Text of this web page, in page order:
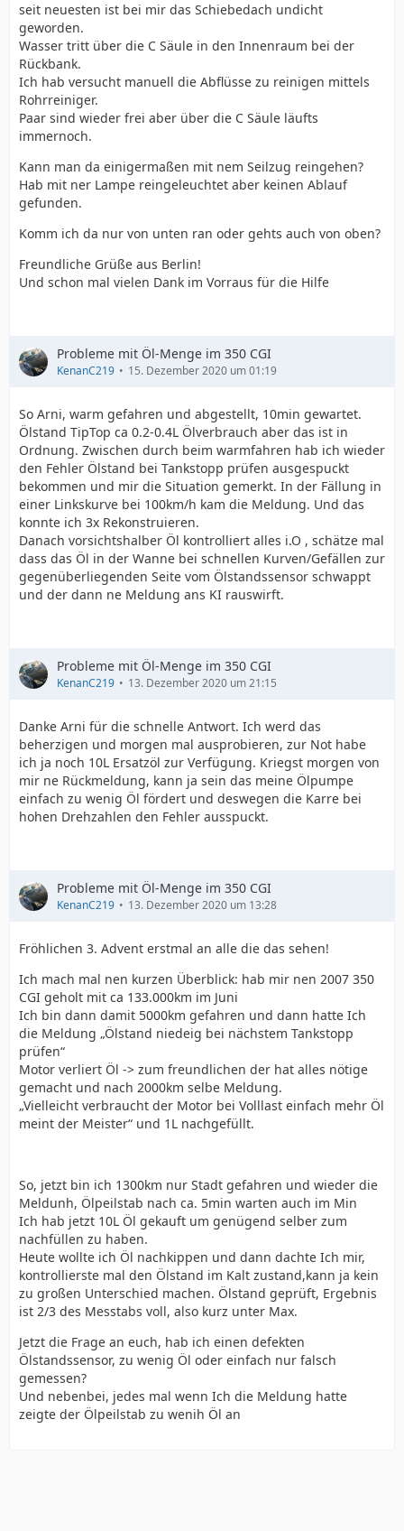
seit neuesten ist bei mir das Schiebedach undicht
geworden.
Wasser tritt über die C Säule in den Innenraum bei der
Rückbank.
Ich hab versucht manuell die Abflüsse zu reinigen mittels
Rohrreiniger.
Paar sind wieder frei aber über die C Säule läufts
immernoch.
Kann man da einigermaßen mit nem Seilzug reingehen?
Hab mit ner Lampe reingeleuchtet aber keinen Ablauf
gefunden.
Komm ich da nur von unten ran oder gehts auch von oben?
Freundliche Grüße aus Berlin!
Und schon mal vielen Dank im Vorraus für die Hilfe
Probleme mit Öl-Menge im 350 CGI
KenanC219 15. Dezember 2020 um 01:19
So Arni, warm gefahren und abgestellt, 10min gewartet.
Ölstand TipTop ca 0.2-0.4L Ölverbrauch aber das ist in
Ordnung. Zwischen durch beim warmfahren hab ich wieder
den Fehler Ölstand bei Tankstopp prüfen ausgespuckt
bekommen und mir die Situation gemerkt. In der Fällung in
einer Linkskurve bei 100km/h kam die Meldung. Und das
konnte ich 3x Rekonstruieren.
Danach vorsichtshalber Öl kontrolliert alles i.O , schätze mal
dass das Öl in der Wanne bei schnellen Kurven/Gefällen zur
gegenüberliegenden Seite vom Ölstandssensor schwappt
und der dann ne Meldung ans KI rauswirft.
Probleme mit Öl-Menge im 350 CGI
KenanC219 13. Dezember 2020 um 21:15
Danke Arni für die schnelle Antwort. Ich werd das
beherzigen und morgen mal ausprobieren, zur Not habe
ich ja noch 10L Ersatzöl zur Verfügung. Kriegst morgen von
mir ne Rückmeldung, kann ja sein das meine Ölpumpe
einfach zu wenig Öl fördert und deswegen die Karre bei
hohen Drehzahlen den Fehler ausspuckt.
Probleme mit Öl-Menge im 350 CGI
KenanC219 13. Dezember 2020 um 13:28
Fröhlichen 3. Advent erstmal an alle die das sehen!
Ich mach mal nen kurzen Überblick: hab mir nen 2007 350
CGI geholt mit ca 133.000km im Juni
Ich bin dann damit 5000km gefahren und dann hatte Ich
die Meldung „Ölstand niedeig bei nächstem Tankstopp
prüfen“
Motor verliert Öl -> zum freundlichen der hat alles nötige
gemacht und nach 2000km selbe Meldung.
„Vielleicht verbraucht der Motor bei Volllast einfach mehr Öl
meint der Meister“ und 1L nachgefüllt.
So, jetzt bin ich 1300km nur Stadt gefahren und wieder die
Meldunh, Ölpeilstab nach ca. 5min warten auch im Min
Ich hab jetzt 10L Öl gekauft um genügend selber zum
nachfüllen zu haben.
Heute wollte ich Öl nachkippen und dann dachte Ich mir,
kontrollierste mal den Ölstand im Kalt zustand,kann ja kein
zu großen Unterschied machen. Ölstand geprüft, Ergebnis
ist 2/3 des Messtabs voll, also kurz unter Max.
Jetzt die Frage an euch, hab ich einen defekten
Ölstandssensor, zu wenig Öl oder einfach nur falsch
gemessen?
Und nebenbei, jedes mal wenn Ich die Meldung hatte
zeigte der Ölpeilstab zu wenih Öl an